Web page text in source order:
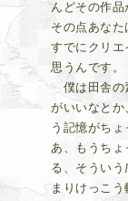
んどその作
その点あな
すでにクリエ
思うんです。
僕は田舎の
がいいなとか
う記憶がち
あ、もうちょ
る、そうい
まりけっこ